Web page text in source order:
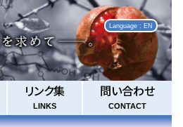
Language : EN
リンク集
LINKS
問い合わせ
CONTACT